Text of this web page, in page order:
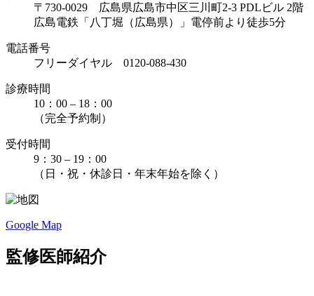
〒730-0029 広島県広島市中区三川町2-3 PDLビル 2階
広島電鉄「八丁堀（広島県）」電停前より徒歩5分
電話番号
フリーダイヤル 0120-088-430
診療時間
10：00 – 18：00
（完全予約制）
受付時間
9：30 – 19：00
（日・祝・休診日・年末年始を除く）
Google Map
監修医師紹介